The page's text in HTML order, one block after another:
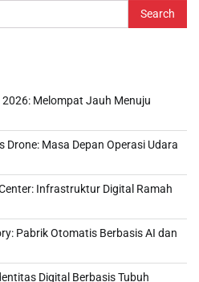
Melompat Jauh Menuju
Drone: Masa Depan Operasi Udara
Infrastruktur Digital Ramah
Pabrik Otomatis Berbasis AI dan
Digital Berbasis Tubuh